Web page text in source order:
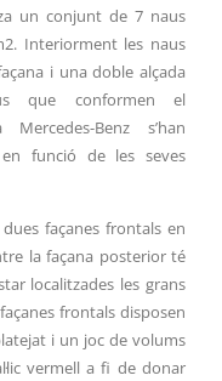
un conjunt de 7 naus
Interiorment les naus
i una doble alçada
que conformen el
Benz s’han
funció de les seves
façanes frontals en
la façana posterior té
localitzades les grans
frontals disposen
i un joc de volums
vermell a fi de donar